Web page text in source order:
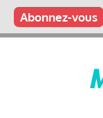
Aller
contenu
Main
Qui sommes nous ?
Vous publiez
Nous publions
Contactez-nous
Abonnez-vous